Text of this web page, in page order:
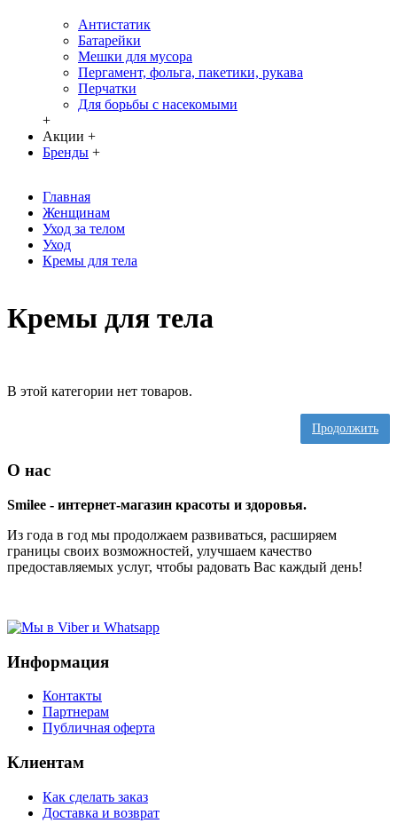
Антистатик
Батарейки
Мешки для мусора
Пергамент, фольга, пакетики, рукава
Перчатки
Для борьбы с насекомыми
+
Акции +
Бренды +
Главная
Женщинам
Уход за телом
Уход
Кремы для тела
Кремы для тела
В этой категории нет товаров.
Продолжить
О нас
Smilee - интернет-магазин красоты и здоровья.
Из года в год мы продолжаем развиваться, расширяем
границы своих возможностей, улучшаем качество
предоставляемых услуг, чтобы радовать Вас каждый день!
Информация
Контакты
Партнерам
Публичная оферта
Клиентам
Как сделать заказ
Доставка и возврат